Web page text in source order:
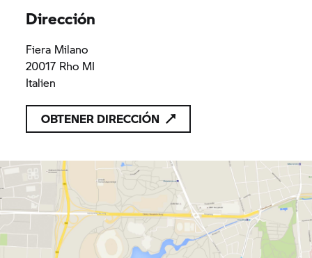
Dirección
Fiera Milano
20017 Rho MI
Italien
OBTENER DIRECCIÓN